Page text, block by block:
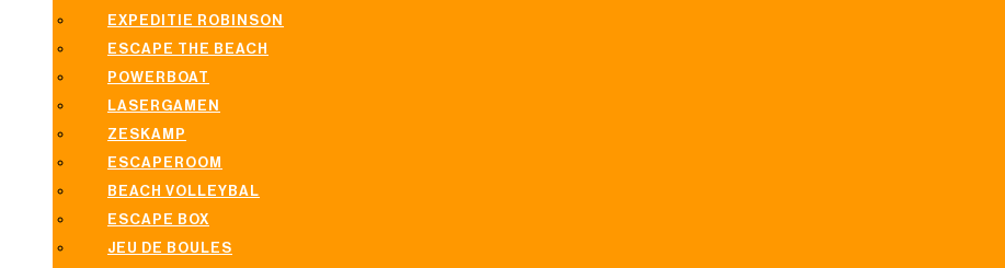
EXPEDITIE ROBINSON
ESCAPE THE BEACH
POWERBOAT
LASERGAMEN
ZESKAMP
ESCAPEROOM
BEACH VOLLEYBAL
ESCAPE BOX
JEU DE BOULES